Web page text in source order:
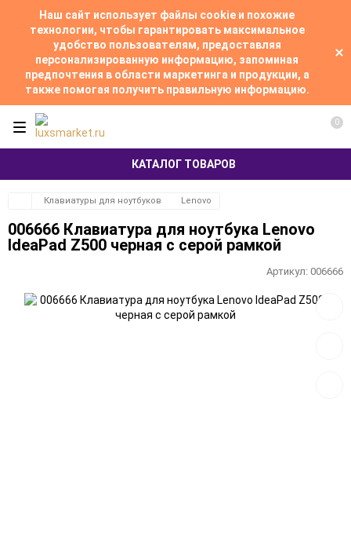
Наш сайт использует файлы cookie и похожие
технологии, чтобы гарантировать максимальное
удобство пользователям, предоставляя
персонализированную информацию, запоминая
предпочтения в области маркетинга и продукции, а
также помогая получить правильную информацию.
КАТАЛОГ ТОВАРОВ
0
Клавиатуры для ноутбуков Lenovo
006666 Клавиатура для ноутбука Lenovo
IdeaPad Z500 черная с серой рамкой
Артикул: 006666